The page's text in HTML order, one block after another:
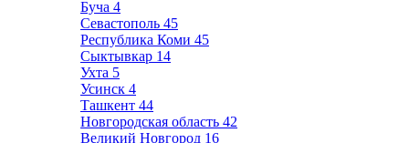
Буча 4
Севастополь 45
Республика Коми 45
Сыктывкар 14
Ухта 5
Усинск 4
Ташкент 44
Новгородская область 42
Великий Новгород 16